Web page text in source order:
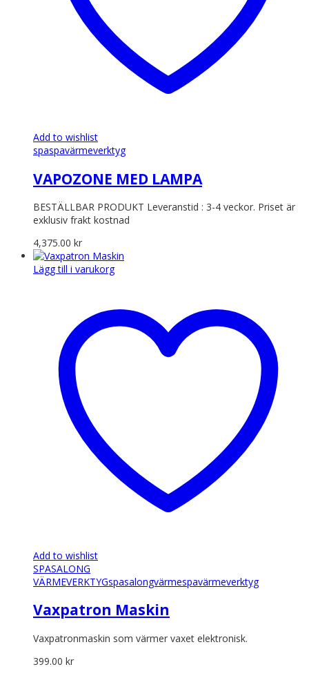
Add to wishlist
spaspavärmeverktyg
VAPOZONE MED LAMPA
BESTÄLLBAR PRODUKT Leveranstid : 3-4 veckor. Priset är
exklusiv frakt kostnad
4,375.00 kr
Lägg till i varukorg
Add to wishlist
SPASALONG
VÄRMEVERKTYGspasalongvärmespavärmeverktyg
Vaxpatron Maskin
Vaxpatronmaskin som värmer vaxet elektronisk.
399.00 kr